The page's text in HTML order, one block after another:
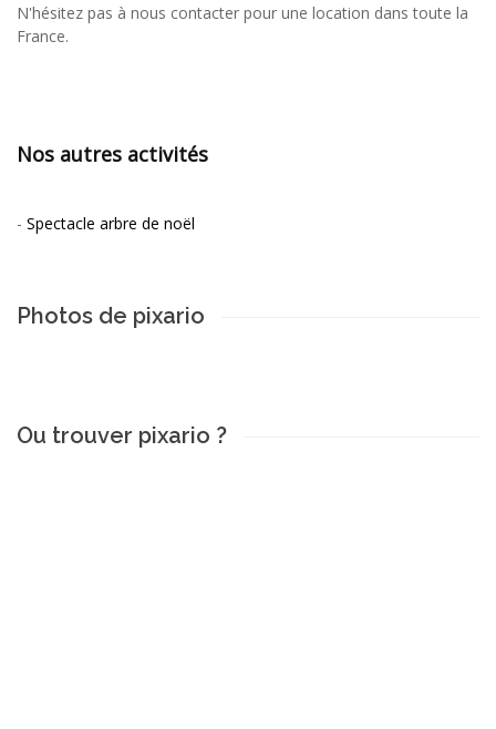
N'hésitez pas à nous contacter pour une location dans toute la
France.
Nos autres activités
- Spectacle arbre de noël
Photos de pixario
Ou trouver pixario ?